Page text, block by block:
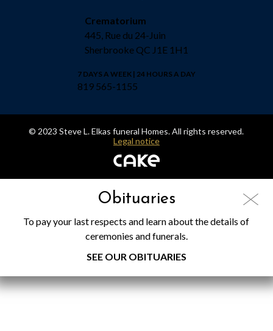
Crematorium
445, Rue du 24-Juin
Sherbrooke QC J1E 1H1
7 DAYS A WEEK | 24 HOURS A DAY
819 565-1155
© 2023 Steve L. Elkas funeral Homes. All rights reserved.
Legal notice
Obituaries
To pay your last respects and learn about the details of
ceremonies and funerals.
SEE OUR OBITUARIES